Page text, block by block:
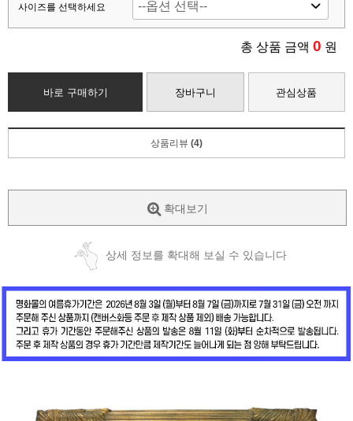
사이즈를 선택하세요
총 상품 금액 0 원
바로 구매하기 장바구니 관심상품
상품리뷰 (4)
확대보기
상세 정보를 확대해 보실 수 있습니다